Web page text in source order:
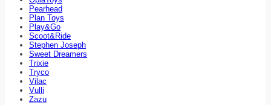
Pearhead
Plan Toys
Play&Go
Scoot&Ride
Stephen Joseph
Sweet Dreamers
Trixie
Tryco
Vilac
Vulli
Zazu